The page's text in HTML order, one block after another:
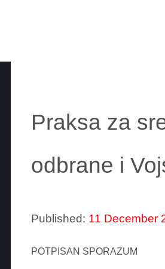
Praksa za
odbrane i
Published: 11 December
POTPISAN SPORAZUM